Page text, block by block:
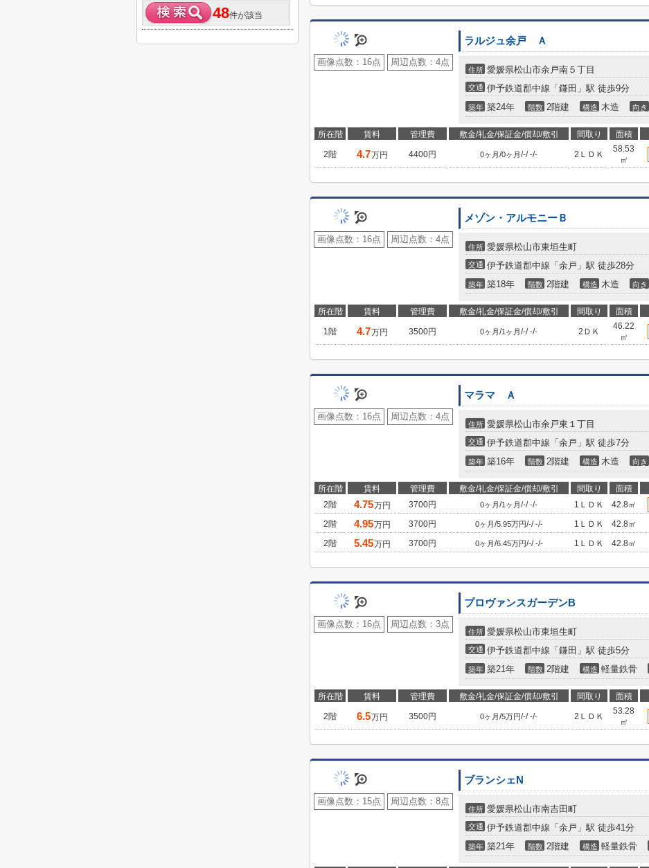
画像点数： 16点 周辺点数： 4点
ラルジュ余戸 Ａ
住所 愛媛県松山市余戸南５丁目
交通 伊予鉄道郡中線「鎌田」駅 徒歩9分
築年 築24年 階数 2階建 構造 木造 向き
所在階 賃料 管理費 敷金/礼金/保証金/償却/敷引 間取り 面積
2階 4.7万円 4400円 0ヶ月/0ヶ月/-/-/- 2ＬＤＫ
58.53
㎡
画像点数： 16点 周辺点数： 4点
メゾン・アルモニーＢ
住所 愛媛県松山市東垣生町
交通 伊予鉄道郡中線「余戸」駅 徒歩28分
築年 築18年 階数 2階建 構造 木造 向き
所在階 賃料 管理費 敷金/礼金/保証金/償却/敷引 間取り 面積
1階 4.7万円 3500円 0ヶ月/1ヶ月/-/-/- 2ＤＫ
46.22
㎡
画像点数： 16点 周辺点数： 4点
マラマ Ａ
住所 愛媛県松山市余戸東１丁目
交通 伊予鉄道郡中線「余戸」駅 徒歩7分
築年 築16年 階数 2階建 構造 木造 向き
所在階 賃料 管理費 敷金/礼金/保証金/償却/敷引 間取り 面積
2階
4.75万円 3700円 0ヶ月/1ヶ月/-/-/- 1ＬＤＫ 42.8㎡
2階
4.95万円 3700円 0ヶ月/5.95万円/-/-/- 1ＬＤＫ 42.8㎡
2階
5.45万円 3700円 0ヶ月/6.45万円/-/-/- 1ＬＤＫ 42.8㎡
画像点数： 16点 周辺点数： 3点
プロヴァンスガーデンB
住所 愛媛県松山市東垣生町
交通 伊予鉄道郡中線「鎌田」駅 徒歩5分
築年 築21年 階数 2階建 構造 軽量鉄骨
所在階 賃料 管理費 敷金/礼金/保証金/償却/敷引 間取り 面積
2階 6.5万円 3500円 0ヶ月/5万円/-/-/- 2ＬＤＫ
53.28
㎡
画像点数： 15点 周辺点数： 8点
ブランシェN
住所 愛媛県松山市南吉田町
交通 伊予鉄道郡中線「余戸」駅 徒歩41分
築年 築21年 階数 2階建 構造 軽量鉄骨
48件が該当